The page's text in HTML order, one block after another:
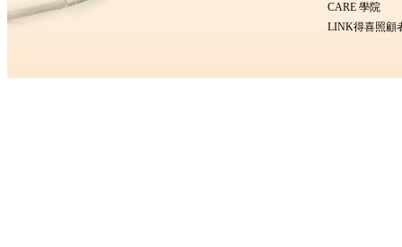
CARE 學院
LINK得喜照顧